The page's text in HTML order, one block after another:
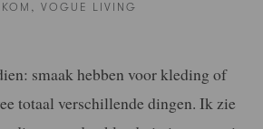
VOGUE LIVING
smaak hebben voor kleding of
totaal verschillende dingen. Ik zie